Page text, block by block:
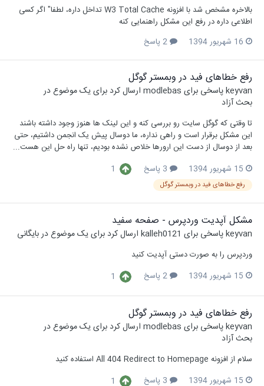
بالاخره مشخص شد با افزونه W3 Total Cache تداخل داره، لطفا" اگر کسی
اطلاعی داره در رفع این مشکل راهنمایی کنه
16 شهریور 1394
رفع خطاهای فید در وبمستر گوگل
keyvanپاسخی برای modlebas ارسال کرد برای یک موضوع در
بحث آزاد
تا وقتی که گوگل سایت رو بررسی کنه و این لینک ها هنوز وجود داشته باشند
این مشکل برقرار است و راهی نداره، ما دوسال پیش یک انجمن داشتیم، حتی
بعد از دوسال از دست این ارورها خلاص نشده بودیم، تنها راه حل این هست...
15 شهریور 1394
1
رفع خطاهای فید در وبمستر گوگل
مشکل آپدیت وردپرس - صفحه سفید
keyvanپاسخی برای kalleh0121 ارسال کرد برای یک موضوع دربایگانی
وردپرس را به صورت دستی آپدیت کنید
15 شهریور 1394
1
رفع خطاهای فید در وبمستر گوگل
keyvanپاسخی برای modlebas ارسال کرد برای یک موضوع در
بحث آزاد
سلام از افزونه All 404 Redirect to Homepage استفاده کنید
15 شهریور 1394
1